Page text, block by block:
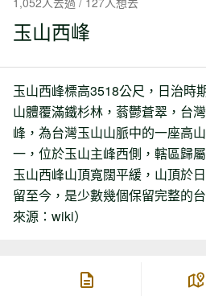
玉山西峰
玉山西峰標高3518公尺，日治時
山體覆滿鐵杉林，蓊鬱蒼翠，台
峰，為台灣玉山山脈中的一座高
一，位於玉山主峰西側，轄區歸
玉山西峰山頂寬闊平緩，山頂於
留至今，是少數幾個保留完整的
來源：wiki）